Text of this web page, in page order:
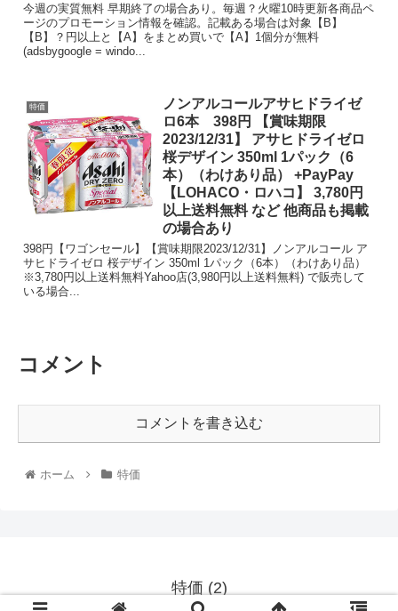
今週の実質無料 早期終了の場合あり。毎週？火曜10時更新各商品ペ
ージのプロモーション情報を確認。記載ある場合は対象【B】
【B】？円以上と【A】をまとめ買いで【A】1個分が無料
(adsbygoogle = windo...
特価
ノンアルコールアサヒドライゼ
ロ6本 398円 【賞味期限
2023/12/31】 アサヒドライゼロ
桜デザイン 350ml 1パック（6
本）（わけあり品） +PayPay
【LOHACO・ロハコ】 3,780円
以上送料無料 など 他商品も掲載
の場合あり
398円【ワゴンセール】【賞味期限2023/12/31】ノンアルコール ア
サヒドライゼロ 桜デザイン 350ml 1パック（6本）（わけあり品）
※3,780円以上送料無料Yahoo店(3,980円以上送料無料) で販売して
いる場合...
コメント
コメントを書き込む
ホーム 特価
特価 (2)